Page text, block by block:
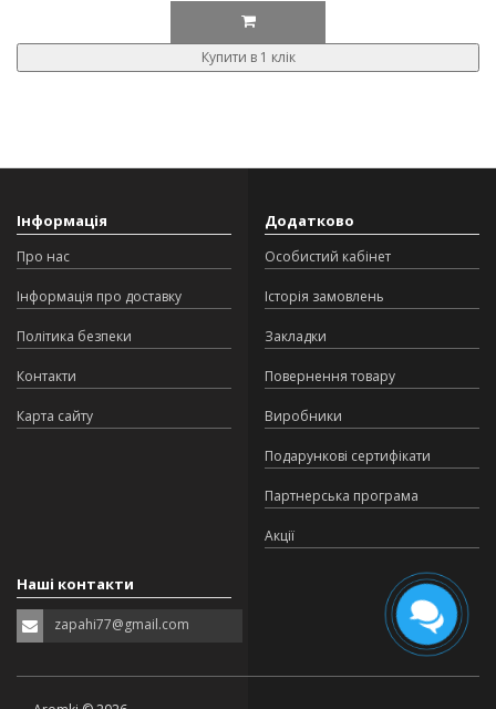
Купити в 1 клік
Інформація
Про нас
Інформація про доставку
Політика безпеки
Контакти
Карта сайту
Додатково
Особистий кабінет
Історія замовлень
Закладки
Повернення товару
Виробники
Подарункові сертифікати
Партнерська програма
Акції
Наші контакти
zapahi77@gmail.com